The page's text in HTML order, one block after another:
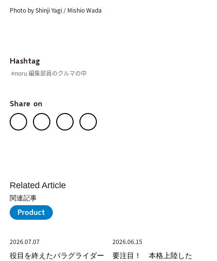
Photo by Shinji Yagi / Mishio Wada
Hashtag
#noru 編集部員のクルマの中
Share on
Related Article
関連記事
Product
2026.07.07
役目を終えたパラグライダー
2026.06.15
要注目！ 本格上陸した